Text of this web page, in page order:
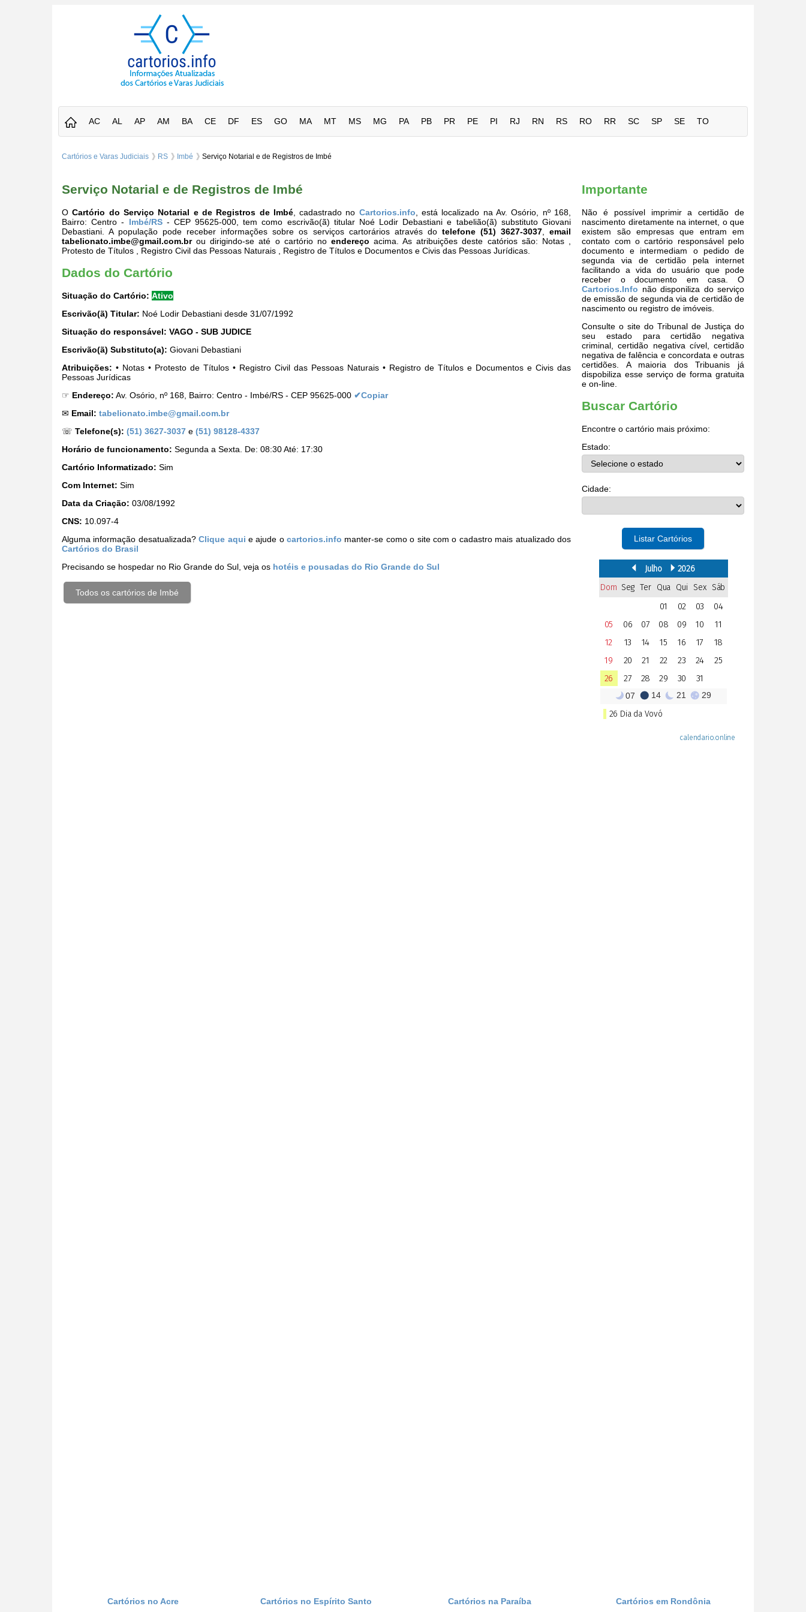
AC AL AP AM BA CE DF ES GO MA MT MS MG PA PB PR PE PI RJ RN RS RO RR SC SP SE TO
Cartórios e Varas Judiciais RS Imbé Serviço Notarial e de Registros de Imbé
Serviço Notarial e de Registros de Imbé
OCartório do Serviço Notarial e de Registros de Imbé, cadastrado no Cartorios.info , está localizado na Av. Osório, nº 168,
Bairro: Centro - Imbé/RS- CEP 95625-000, tem como escrivão(ã) titular Noé Lodir Debastiani e tabelião(ã) substituto Giovani
Debastiani. A população pode receber informações sobre os serviços cartorários através do telefone (51) 3627-3037, email
tabelionato.imbe@gmail.com.brou dirigindo-se até o cartório no endereço acima. As atribuições deste catórios são: Notas ,
Protesto de Títulos , Registro Civil das Pessoas Naturais , Registro de Títulos e Documentos e Civis das Pessoas Jurídicas.
Dados do Cartório
Situação do Cartório: Ativo
Escrivão(ã) Titular: Noé Lodir Debastiani desde 31/07/1992
Situação do responsável: VAGO - SUB JUDICE
Escrivão(ã) Substituto(a): Giovani Debastiani
Atribuições: • Notas • Protesto de Títulos • Registro Civil das Pessoas Naturais • Registro de Títulos e Documentos e Civis das
Pessoas Jurídicas
☞ Endereço: Av. Osório, nº 168, Bairro: Centro - Imbé/RS - CEP 95625-000 ✔Copiar
✉ Email: tabelionato.imbe@gmail.com.br
☏ Telefone(s): (51) 3627-3037 e (51) 98128-4337
Horário de funcionamento: Segunda a Sexta. De: 08:30 Até: 17:30
Cartório Informatizado: Sim
Com Internet: Sim
Data da Criação: 03/08/1992
CNS: 10.097-4
Alguma informação desatualizada?Clique aqui e ajude ocartorios.info manter-se como o site com o cadastro mais atualizado dos
Cartórios do Brasil
Precisando se hospedar no Rio Grande do Sul, veja os hotéis e pousadas do Rio Grande do Sul
Todos os cartórios de Imbé
Importante
Não é possível imprimir a certidão de
nascimento diretamente na internet, o que
existem são empresas que entram em
contato com o cartório responsável pelo
documento e intermediam o pedido de
segunda via de certidão pela internet
facilitando a vida do usuário que pode
receber o documento em casa. O
Cartorios.Info não disponiliza do serviço
de emissão de segunda via de certidão de
nascimento ou registro de imóveis.
Consulte o site do Tribunal de Justiça do
seu estado para certidão negativa
criminal, certidão negativa cível, certidão
negativa de falência e concordata e outras
certidões. A maioria dos Tribuanis já
dispobiliza esse serviço de forma gratuita
e on-line.
Buscar Cartório
Encontre o cartório mais próximo:
Estado:
Cidade:
Listar Cartórios
Cartórios no Acre Cartórios no Espírito Santo Cartórios na Paraíba Cartórios em Rondônia